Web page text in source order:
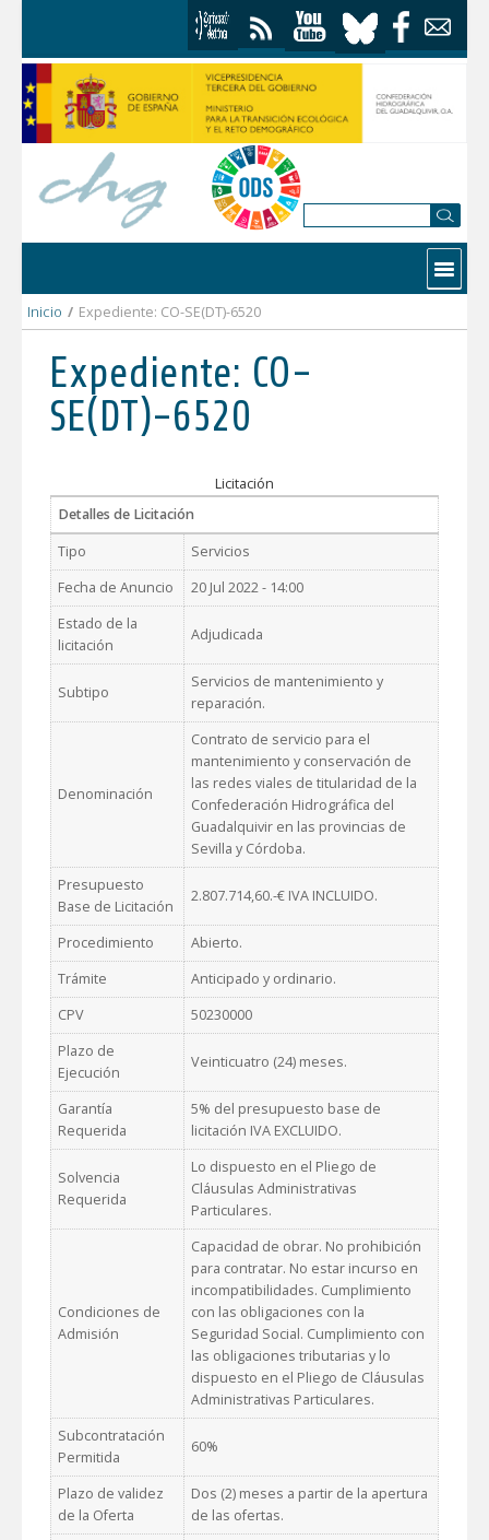
Contactar
Inicio / Expediente: CO-SE(DT)-6520
Expediente: CO-
SE(DT)-6520
Licitación
Detalles de Licitación
Tipo
Servicios
Fecha de Anuncio
20 Jul 2022 - 14:00
Estado de la
licitación
Adjudicada
Subtipo
Servicios de mantenimiento y
reparación.
Denominación
Contrato de servicio para el
mantenimiento y conservación de
las redes viales de titularidad de la
Confederación Hidrográfica del
Guadalquivir en las provincias de
Sevilla y Córdoba.
Presupuesto
Base de Licitación
2.807.714,60.-€ IVA INCLUIDO.
Procedimiento
Abierto.
Trámite
Anticipado y ordinario.
CPV
50230000
Plazo de
Ejecución
Veinticuatro (24) meses.
Garantía
Requerida
5% del presupuesto base de
licitación IVA EXCLUIDO.
Solvencia
Requerida
Lo dispuesto en el Pliego de
Cláusulas Administrativas
Particulares.
Condiciones de
Admisión
Capacidad de obrar. No prohibición
para contratar. No estar incurso en
incompatibilidades. Cumplimiento
con las obligaciones con la
Seguridad Social. Cumplimiento con
las obligaciones tributarias y lo
dispuesto en el Pliego de Cláusulas
Administrativas Particulares.
Subcontratación
Permitida
60%
Plazo de validez
de la Oferta
Dos (2) meses a partir de la apertura
de las ofertas.